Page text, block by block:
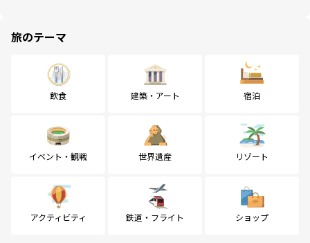
旅のテーマ
飲食 建築・アート 宿泊
イベント・観戦 世界遺産 リゾート
アクティビティ 鉄道・フライト ショップ